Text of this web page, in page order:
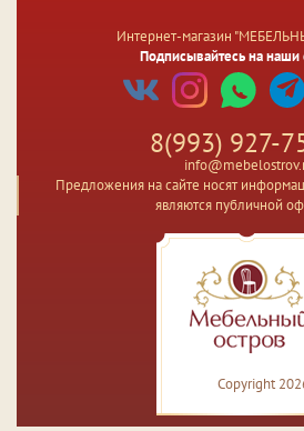
Интернет-магазин
Подписывайтесь на наши
8(993) 927-
Предложения на сайте носят
являются публичной
Copyright